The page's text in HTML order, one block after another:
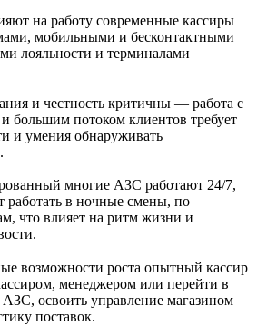
на работу современные кассиры
мобильными и бесконтактными
лояльности и терминалами
и честность критичны — работа с
большим потоком клиентов требует
и умения обнаруживать
многие АЗС работают 24/7,
работать в ночные смены, по
что влияет на ритм жизни и
возможности роста опытный кассир
менеджером или перейти в
освоить управление магазином
поставок.